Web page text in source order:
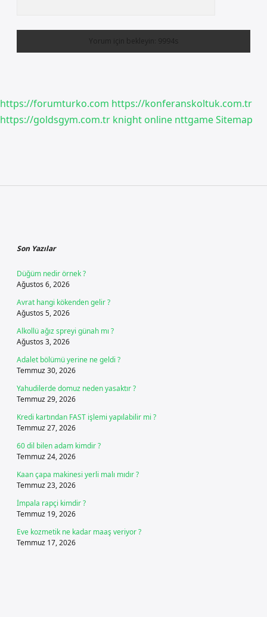
https://forumturko.com https://konferanskoltuk.com.tr
https://goldsgym.com.tr knight online nttgameSitemap
Son Yazılar
Düğüm nedir örnek ?
Ağustos 6, 2026
Avrat hangi kökenden gelir ?
Ağustos 5, 2026
Alkollü ağız spreyi günah mı ?
Ağustos 3, 2026
Adalet bölümü yerine ne geldi ?
Temmuz 30, 2026
Yahudilerde domuz neden yasaktır ?
Temmuz 29, 2026
Kredi kartından FAST işlemi yapılabilir mi ?
Temmuz 27, 2026
60 dil bilen adam kimdir ?
Temmuz 24, 2026
Kaan çapa makinesi yerli malı mıdır ?
Temmuz 23, 2026
İmpala rapçi kimdir ?
Temmuz 19, 2026
Eve kozmetik ne kadar maaş veriyor ?
Temmuz 17, 2026